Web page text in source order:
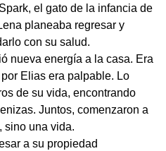
el gato de la infancia de
planeaba regresar y
con su salud.
nueva energía a la casa. Era
Elias era palpable. Lo
de su vida, encontrando
Juntos, comenzaron a
sino una vida.
a su propiedad